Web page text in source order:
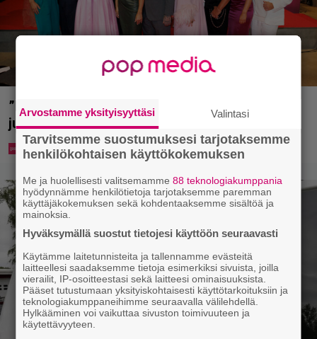
”Että semmonen sirkus” – TTK-kilpailijat
julkistettiin ja kansalla on sanottavaa
Arvostamme yksityisyyttäsi Valintasi
Tarvitsemme suostumuksesi tarjotaksemme
henkilökohtaisen käyttökokemuksen
Me ja huolellisesti valitsemamme88 teknologiakumppania
hyödynnämme henkilötietoja tarjotaksemme paremman
käyttäjäkokemuksen sekä kohdentaaksemme sisältöä ja
mainoksia.
Hyväksymällä suostut tietojesi käyttöön seuraavasti
Käytämme laitetunnisteita ja tallennamme evästeitä
laitteellesi saadaksemme tietoja esimerkiksi sivuista, joilla
vierailit, IP-osoitteestasi sekä laitteesi ominaisuuksista.
Pääset tutustumaan yksityiskohtaisesti käyttötarkoituksiin ja
teknologiakumppaneihimme seuraavalla välilehdellä.
Hylkääminen voi vaikuttaa sivuston toimivuuteen ja
käytettävyyteen.